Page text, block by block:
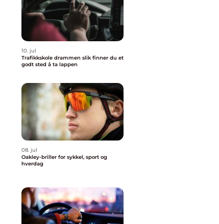
10. jul
Trafikkskole drammen slik finner du et
godt sted å ta lappen
08. jul
Oakley-briller for sykkel, sport og
hverdag